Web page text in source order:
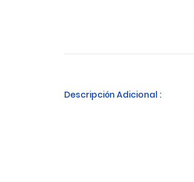
Descripción Adicional :